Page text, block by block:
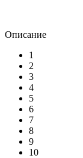
Описание
1
2
3
4
5
6
7
8
9
10